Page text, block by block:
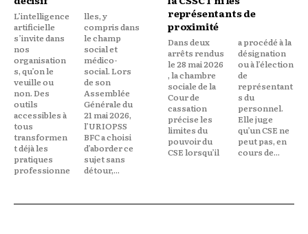
L’intelligence
artificielle
s’invite dans
nos
organisation
s, qu’on le
veuille ou
non. Des
outils
accessibles à
tous
transformen
t déjà les
pratiques
professionne
lles, y
compris dans
le champ
social et
médico-
social. Lors
de son
Assemblée
Générale du
21 mai 2026,
l’URIOPSS
BFC a choisi
d’aborder ce
sujet sans
détour,...
représentants de
proximité
Dans deux
arrêts rendus
le 28 mai 2026
, la chambre
sociale de la
Cour de
cassation
précise les
limites du
pouvoir du
CSE lorsqu’il
a procédé à la
désignation
ou à l’élection
de
représentant
s du
personnel.
Elle juge
qu’un CSE ne
peut pas, en
cours de...